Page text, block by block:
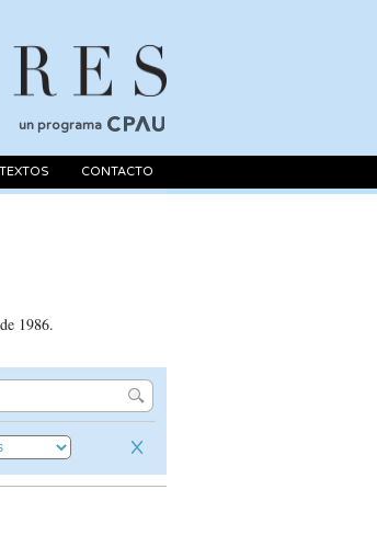
un programa
TEXTOS CONTACTO
1986.
X